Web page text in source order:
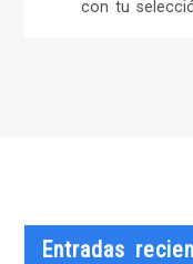
con tu
Entradas